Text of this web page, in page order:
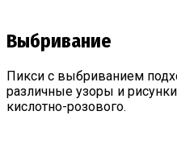
Выбривание
Пикси с выбриванием
различные узоры и
кислотно-розового.